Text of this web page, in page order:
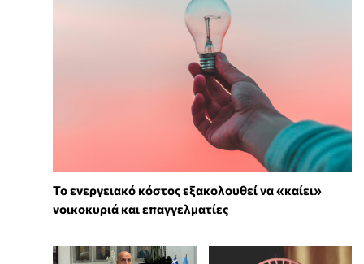
Το ενεργειακό κόστος εξακολουθεί να «καίει»
νοικοκυριά και επαγγελματίες